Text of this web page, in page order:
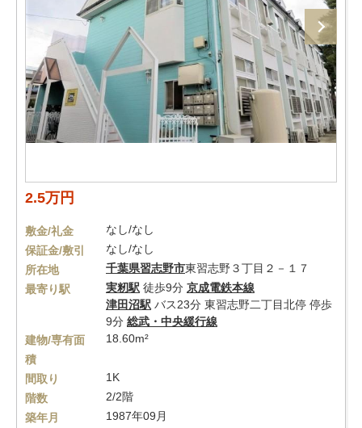
2.5万円
敷金/礼金
なし/なし
保証金/敷引
なし/なし
所在地
千葉県習志野市東習志野３丁目２－１７
最寄り駅
実籾駅 徒歩9分 京成電鉄本線
津田沼駅 バス23分 東習志野二丁目北停 停歩
9分 総武・中央緩行線
建物/専有面
積
18.60m²
間取り
1K
階数
2/2階
築年月
1987年09月